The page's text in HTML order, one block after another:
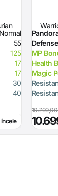
Normal
55
125
17
17
30
40
İncele
Pandora
MP
Health
Magic